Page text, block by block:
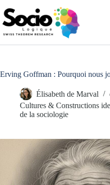
au
contenu
Erving Goffman : Pourquoi nous
Élisabeth de Marval
Cultures & Constructions
de la sociologie